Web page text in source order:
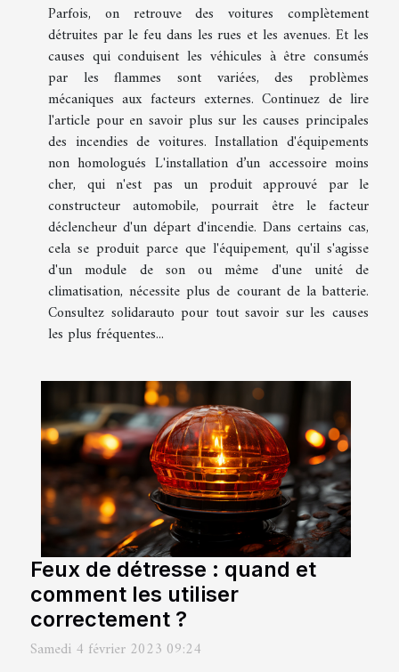
Parfois, on retrouve des voitures complètement
détruites par le feu dans les rues et les avenues. Et les
causes qui conduisent les véhicules à être consumés
par les flammes sont variées, des problèmes
mécaniques aux facteurs externes. Continuez de lire
l'article pour en savoir plus sur les causes principales
des incendies de voitures. Installation d'équipements
non homologués L'installation d’un accessoire moins
cher, qui n'est pas un produit approuvé par le
constructeur automobile, pourrait être le facteur
déclencheur d'un départ d'incendie. Dans certains cas,
cela se produit parce que l'équipement, qu'il s'agisse
d'un module de son ou même d'une unité de
climatisation, nécessite plus de courant de la batterie.
Consultez solidarauto pour tout savoir sur les causes
les plus fréquentes...
Feux de détresse : quand et
comment les utiliser
correctement ?
Samedi 4 février 2023 09:24